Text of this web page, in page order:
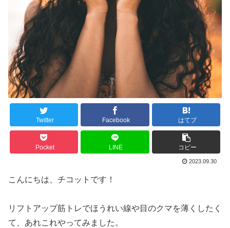
Twitter Facebook はてブ
Pocket LINE コピー
2023.09.30
こんにちは、チコットです！
リフトアップ筋トレでほうれい線や目のクマを薄くしたく
て、あれこれやってみました。